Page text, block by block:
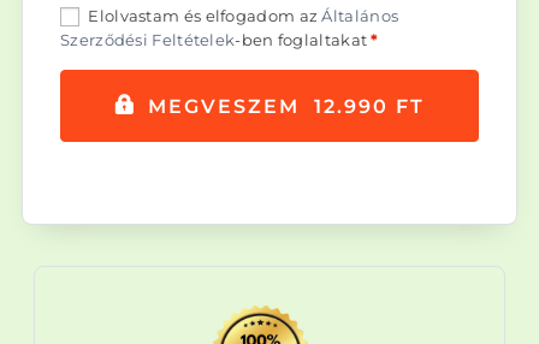
Elolvastam és elfogadom azÁltalános
Szerződési Feltételek-ben foglaltakat *
MEGVESZEM 12.990 FT